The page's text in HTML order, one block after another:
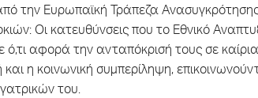
την Ευρωπαϊκή Τράπεζα
Οι κατευθύνσεις που το Εθνικό
ό,τι αφορά την ανταπόκρισή τους σε
και η κοινωνική συμπερίληψη,
του.